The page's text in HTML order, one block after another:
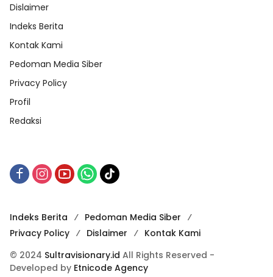
Dislaimer
Indeks Berita
Kontak Kami
Pedoman Media Siber
Privacy Policy
Profil
Redaksi
Indeks Berita
Pedoman Media Siber
Privacy Policy
Dislaimer
Kontak Kami
© 2024 Sultravisionary.id All Rights Reserved -
Developed by Etnicode Agency